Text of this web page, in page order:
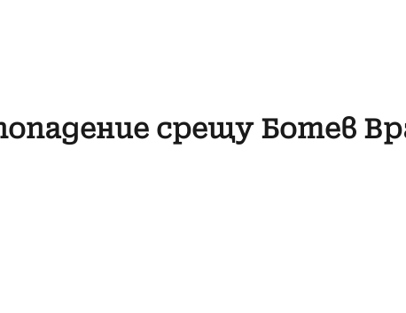
срещу Ботев